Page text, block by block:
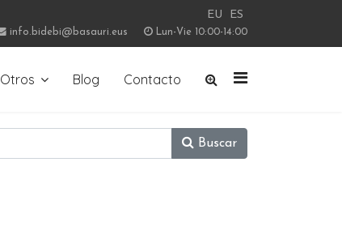
EU ES
info.bidebi@basauri.eus Lun-Vie 10:00-14:00
Otros Blog Contacto
Buscar